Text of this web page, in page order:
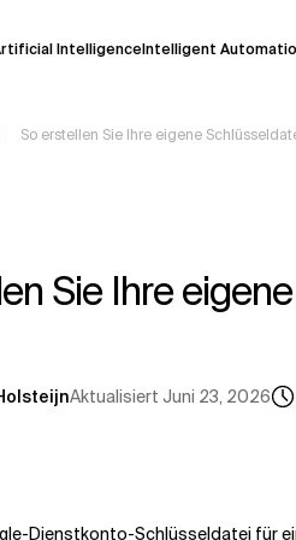
IntelligenceIntelligent
Ai Übersicht
Bitte überprüfen Sie wichtige
Antwort
So erstellen Sie Ihre eigene
Sie Ihre
Aktualisiert Juni 23, 2026
Dienstkonto-Schlüsseldatei für